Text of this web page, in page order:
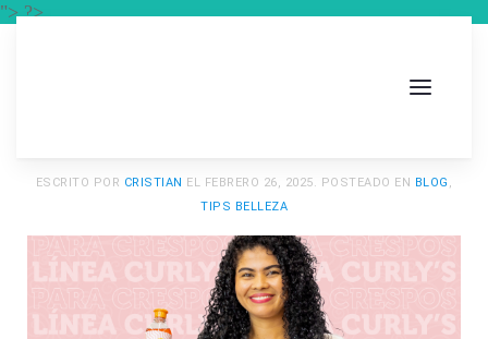
"> ?>
ESCRITO POR CRISTIAN EL FEBRERO 26, 2025. POSTEADO EN BLOG ,
TIPS BELLEZA